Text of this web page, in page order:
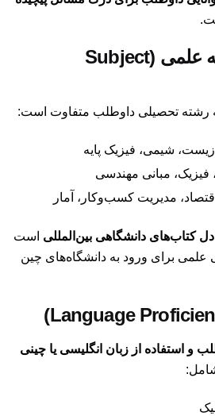
۲. بخش دانش پایه علمی (Subject
رشته تحصیلی داوطلب متفاوت است:
شیمی، فیزیک پایه
فیزیک، مبانی مهندسی
مدیریت کسب‌وکار، آمار
کتاب‌های دانشگاهی بین‌المللی است
برای ورود به دانشگاه‌های چین
و استفاده از زبان انگلیسی یا چینی